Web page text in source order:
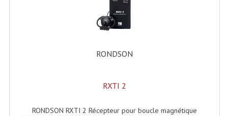
Packs Sono
Enceintes Amplifiées Actives
Retours De Scène
Caisson De Basse Amplifié
RONDSON
RXTI 2
RONDSON RXTI 2 Récepteur pour boucle magnétique